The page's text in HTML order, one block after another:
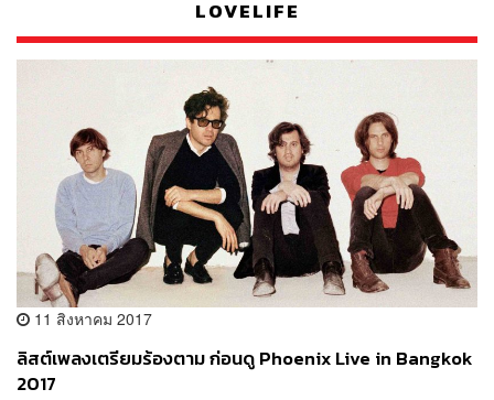
LOVELIFE
11 สิงหาคม 2017
ลิสต์เพลงเตรียมร้องตาม ก่อนดู Phoenix Live in Bangkok
2017